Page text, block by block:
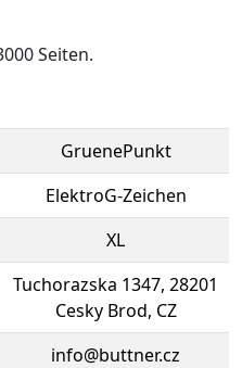
Seiten.
GruenePunkt
ElektroG-Zeichen
XL
Tuchorazska 1347, 28201
Cesky Brod, CZ
info@buttner.cz